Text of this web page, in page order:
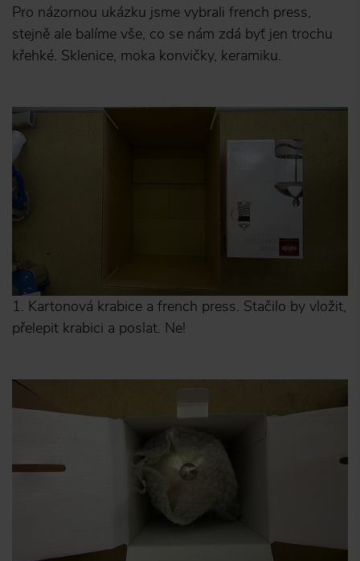
Pro názornou ukázku jsme vybrali french press,
stejně ale balíme vše, co se nám zdá byť jen trochu
křehké. Sklenice, moka konvičky, keramiku.
1. Kartonová krabice a french press. Stačilo by vložit,
přelepit krabici a poslat. Ne!